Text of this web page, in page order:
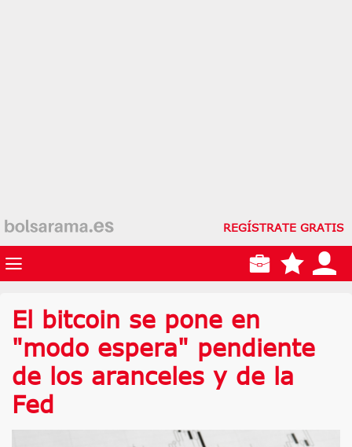
REGÍSTRATE GRATIS
El bitcoin se pone en
"modo espera" pendiente
de los aranceles y de la
Fed